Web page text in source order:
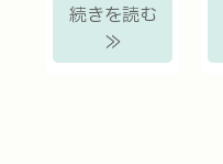
続きを読む
≫